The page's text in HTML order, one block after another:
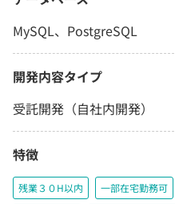
MySQL、PostgreSQL
開発内容タイプ
受託開発（自社内開発）
特徴
残業３０H以内 一部在宅勤務可